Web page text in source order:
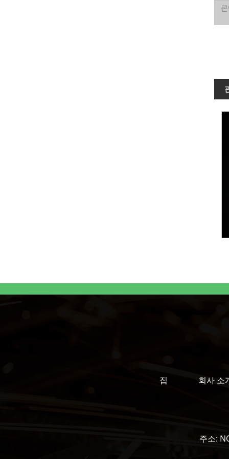
집 회사 소
주소: